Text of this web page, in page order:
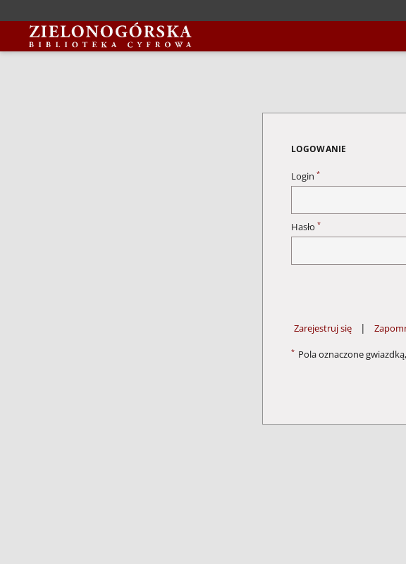
LOGOWANIE
Login *
Hasło *
Zarejestruj się |
* Pola oznaczone